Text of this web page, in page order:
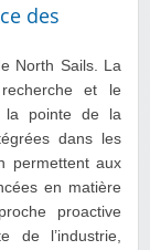
des
North Sails. La
et le
la pointe de la
dans les
permettent aux
en matière
proactive
de l’industrie,